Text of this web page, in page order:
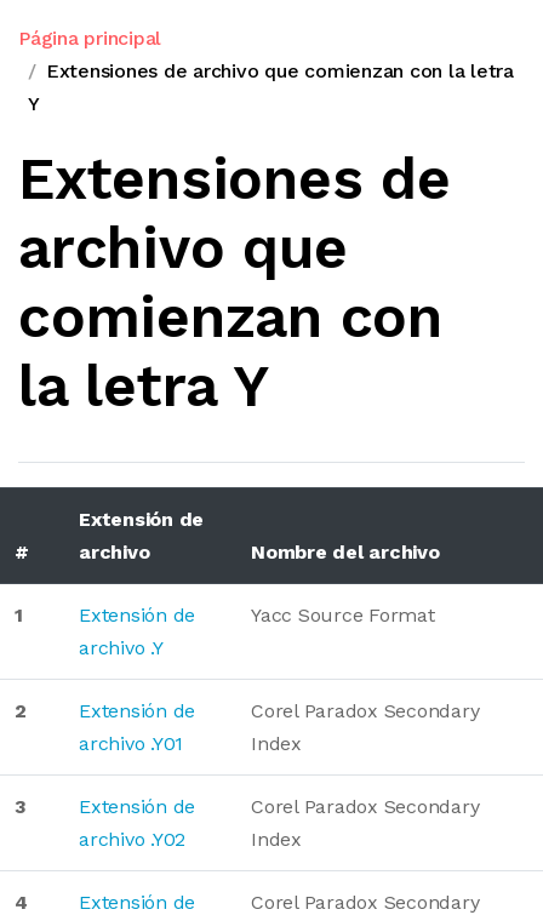
Página principal
Extensiones de archivo que comienzan con la letra
Y
Extensiones de
archivo que
comienzan con
la letra Y
#
Extensión de
archivo
Nombre del archivo
1
Extensión de
archivo .Y
Yacc Source Format
2
Extensión de
archivo .Y01
Corel Paradox Secondary
Index
3
Extensión de
archivo .Y02
Corel Paradox Secondary
Index
4
Extensión de
Corel Paradox Secondary